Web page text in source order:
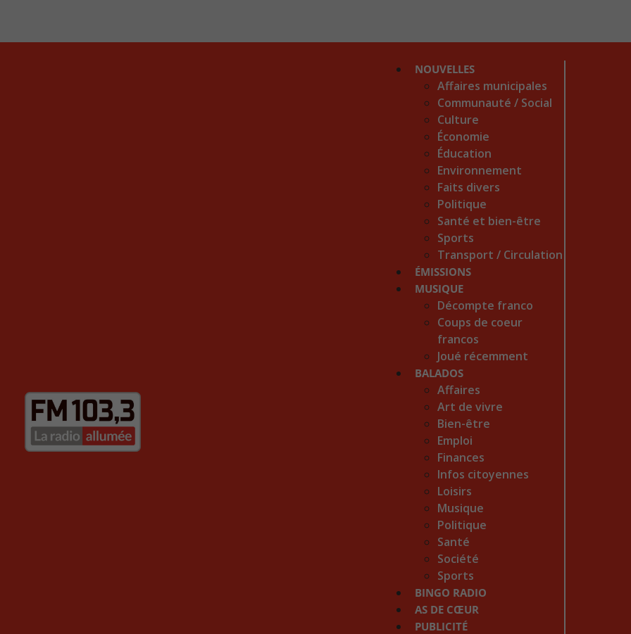
NOUVELLES
Affaires municipales
Communauté / Social
Culture
Économie
Éducation
Environnement
Faits divers
Politique
Santé et bien-être
Sports
Transport / Circulation
ÉMISSIONS
MUSIQUE
Décompte franco
Coups de coeur
francos
Joué récemment
BALADOS
Affaires
Art de vivre
Bien-être
Emploi
Finances
Infos citoyennes
Loisirs
Musique
Politique
Santé
Société
Sports
BINGO RADIO
AS DE CŒUR
PUBLICITÉ